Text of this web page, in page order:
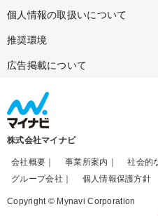
個人情報の取扱いについて
推奨環境
広告掲載について
株式会社マイナビ
会社概要 事業所案内 社会的
グループ会社
個人情報保護方針
Copyright © Mynavi Corporation